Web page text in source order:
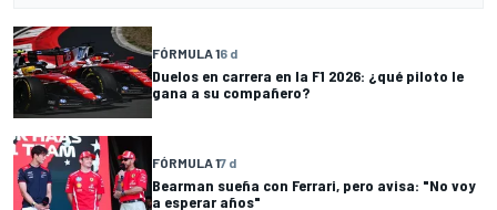
FÓRMULA 16 d
Duelos en carrera en la F1 2026: ¿qué piloto le
gana a su compañero?
FÓRMULA 17 d
Bearman sueña con Ferrari, pero avisa: "No voy
a esperar años"